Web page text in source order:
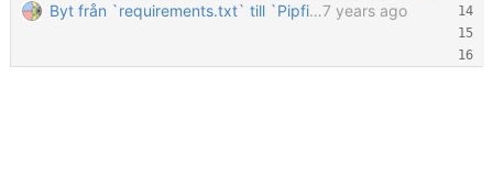
Byt från `requirements.txt` till `Pipfile`.7 years ago